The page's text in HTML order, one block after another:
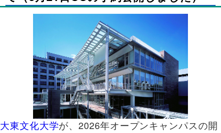
大東文化大学が、2026年オープンキャンパスの開